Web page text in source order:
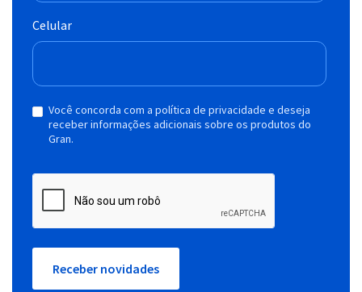
Celular
Você concorda com a política de privacidade e deseja
receber informações adicionais sobre os produtos do
Gran.
Receber novidades